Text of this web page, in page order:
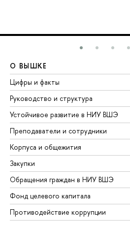
О ВЫШКЕ
Цифры и факты
Руководство и структура
Устойчивое развитие в НИУ ВШЭ
Преподаватели и сотрудники
Корпуса и общежития
Закупки
Обращения граждан в НИУ ВШЭ
Фонд целевого капитала
Противодействие коррупции